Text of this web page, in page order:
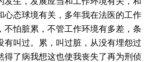
心态球境有关，多年我在法医的工作
不怕脏累，不管工作环境有多差，条
有叫过。累，叫过脏，从没有埋怨过
得了病我想这也使我丧失了再为刑侦